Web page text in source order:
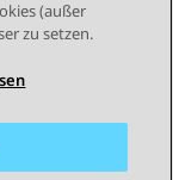
(außer
zu setzen.